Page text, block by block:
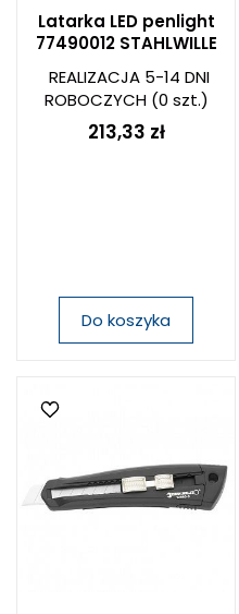
Latarka LED penlight
77490012 STAHLWILLE
REALIZACJA 5-14 DNI
ROBOCZYCH(0 szt.)
213,33 zł
Do koszyka